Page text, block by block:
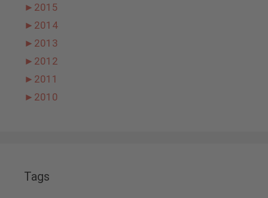
► 2015
► 2014
► 2013
► 2012
► 2011
► 2010
Tags